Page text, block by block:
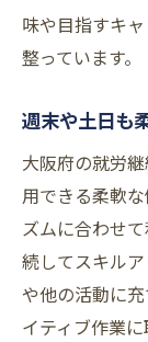
ピア
大阪
人気
自分のペ
就労
ライ
ピア
土日
味や目指すキ
整っています。
週末や土日も
大阪府の就労
用できる柔軟
ズムに合わせ
続してスキル
や他の活動に
イティブ作業